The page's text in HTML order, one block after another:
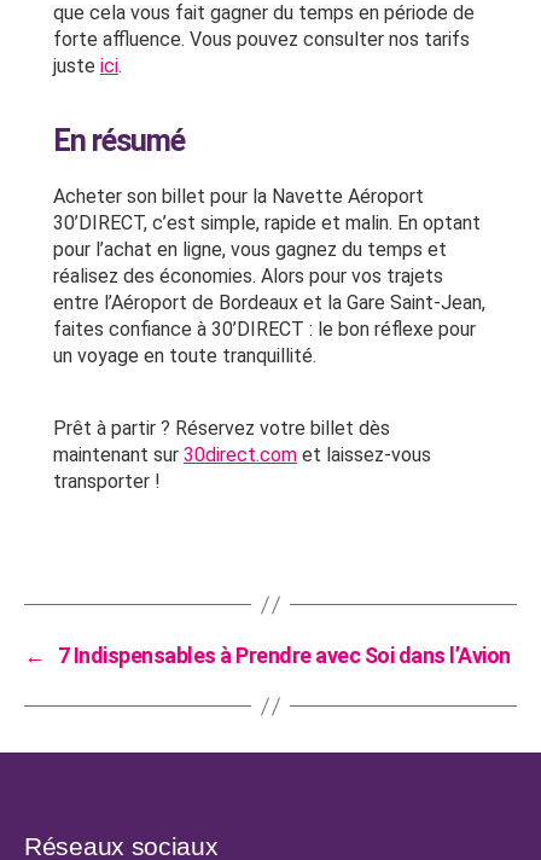
que cela vous fait gagner du temps en période de
forte affluence. Vous pouvez consulter nos tarifs
juste ici.
En résumé
Acheter son billet pour la Navette Aéroport
30’DIRECT, c’est simple, rapide et malin. En optant
pour l’achat en ligne, vous gagnez du temps et
réalisez des économies. Alors pour vos trajets
entre l’Aéroport de Bordeaux et la Gare Saint-Jean,
faites confiance à 30’DIRECT : le bon réflexe pour
un voyage en toute tranquillité.
Prêt à partir ? Réservez votre billet dès
maintenant sur 30direct.com et laissez-vous
transporter !
← 7 Indispensables à Prendre avec Soi dans l’Avion
Réseaux sociaux